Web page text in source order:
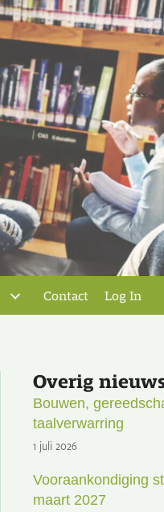
Contact Log In
Overig
Bouwen,
taalverwarring
1 juli 2026
Vooraankondiging
maart 2027